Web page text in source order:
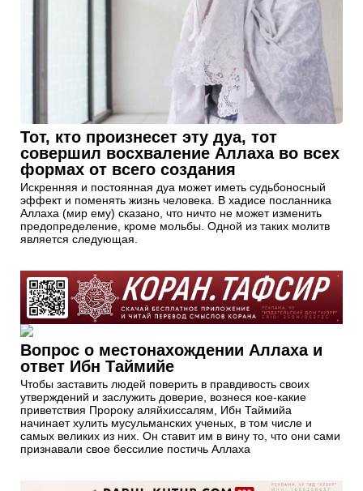
Тот, кто произнесет эту дуа, тот
совершил восхваление Аллаха во всех
формах от всего создания
Искренняя и постоянная дуа может иметь судьбоносный
эффект и поменять жизнь человека. В хадисе посланника
Аллаха (мир ему) сказано, что ничто не может изменить
предопределение, кроме мольбы. Одной из таких молитв
является следующая.
Вопрос о местонахождении Аллаха и
ответ Ибн Таймийе
Чтобы заставить людей поверить в правдивость своих
утверждений и заслужить доверие, вознеся кое-какие
приветствия Пророку аляйхиссалям, Ибн Таймийа
начинает хулить мусульманских ученых, в том числе и
самых великих из них. Он ставит им в вину то, что они сами
признавали свое бессилие постичь Аллаха